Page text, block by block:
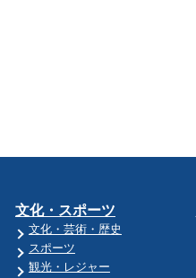
文化・スポーツ
文化・芸術・歴史
スポーツ
観光・レジャー